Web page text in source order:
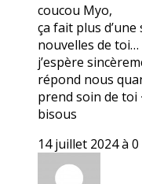
coucou Myo,
ça fait plus d’une
nouvelles de toi…
j’espère
répond nous
prend soin de toi
bisous
14 juillet 2024 à